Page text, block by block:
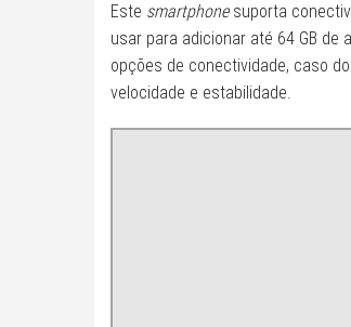
Este smartphonesuporta
usar para adicionar até 64 GB
opções de conectividade, caso
velocidade e estabilidade.